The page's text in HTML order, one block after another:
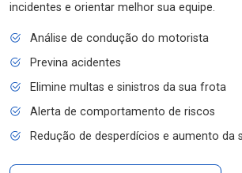
incidentes e orientar melhor sua equipe.
Análise de condução do motorista
Previna acidentes
Elimine multas e sinistros da sua frota
Alerta de comportamento de riscos
Redução de desperdícios e aumento da